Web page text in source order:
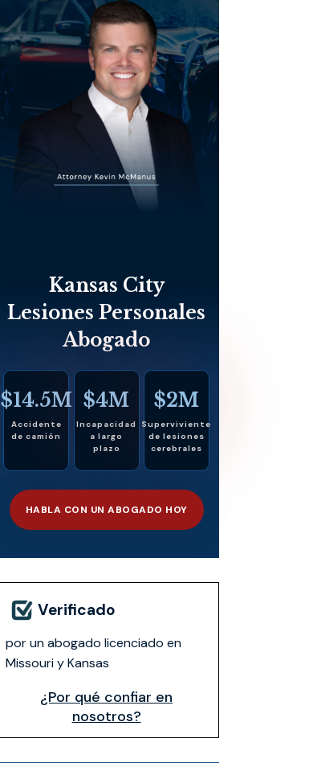
Kansas City
Lesiones Personales
Abogado
$14.5M
Accidente
de camión
$4M
Incapacidad
a largo
plazo
$2M
Superviviente
de lesiones
cerebrales
HABLA CON UN ABOGADO HOY
Verificado
por un abogado licenciado en
Missouri y Kansas
¿Por qué confiar en
nosotros?